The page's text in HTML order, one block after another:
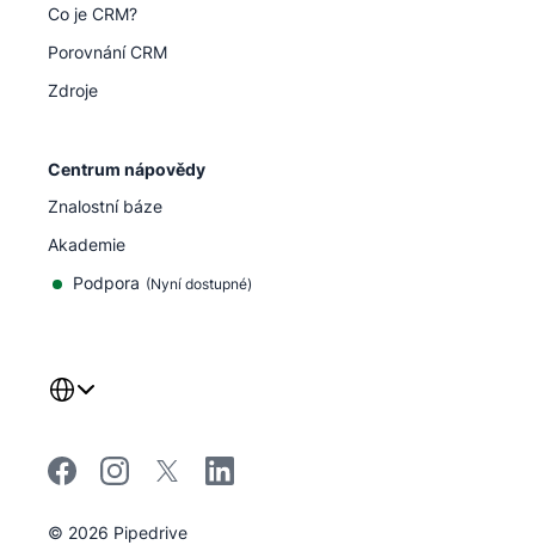
Co je CRM?
Porovnání CRM
Zdroje
Centrum nápovědy
Znalostní báze
Akademie
Podpora (Nyní dostupné)
© 2026 Pipedrive